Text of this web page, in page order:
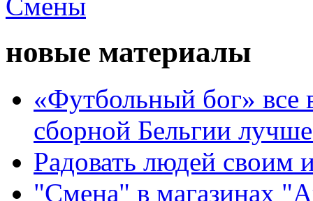
новые материалы
«Футбольный бог» все
сборной Бельгии
Радовать людей своим
"Смена" в магазинах